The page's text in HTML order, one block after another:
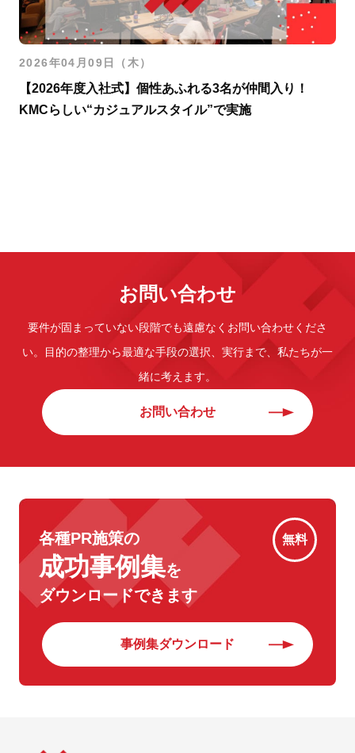
2026年04月09日（木）
【2026年度入社式】個性あふれる3名が仲間入り！
KMCらしい“カジュアルスタイル”で実施
お問い合わせ
要件が固まっていない段階でも遠慮なくお問い合わせくださ
い。
目的の整理から最適な手段の選択、実行まで、私たちが一
緒に考えます。
お問い合わせ
無料
各種PR施策の
成功事例集を
ダウンロードできます
事例集ダウンロード